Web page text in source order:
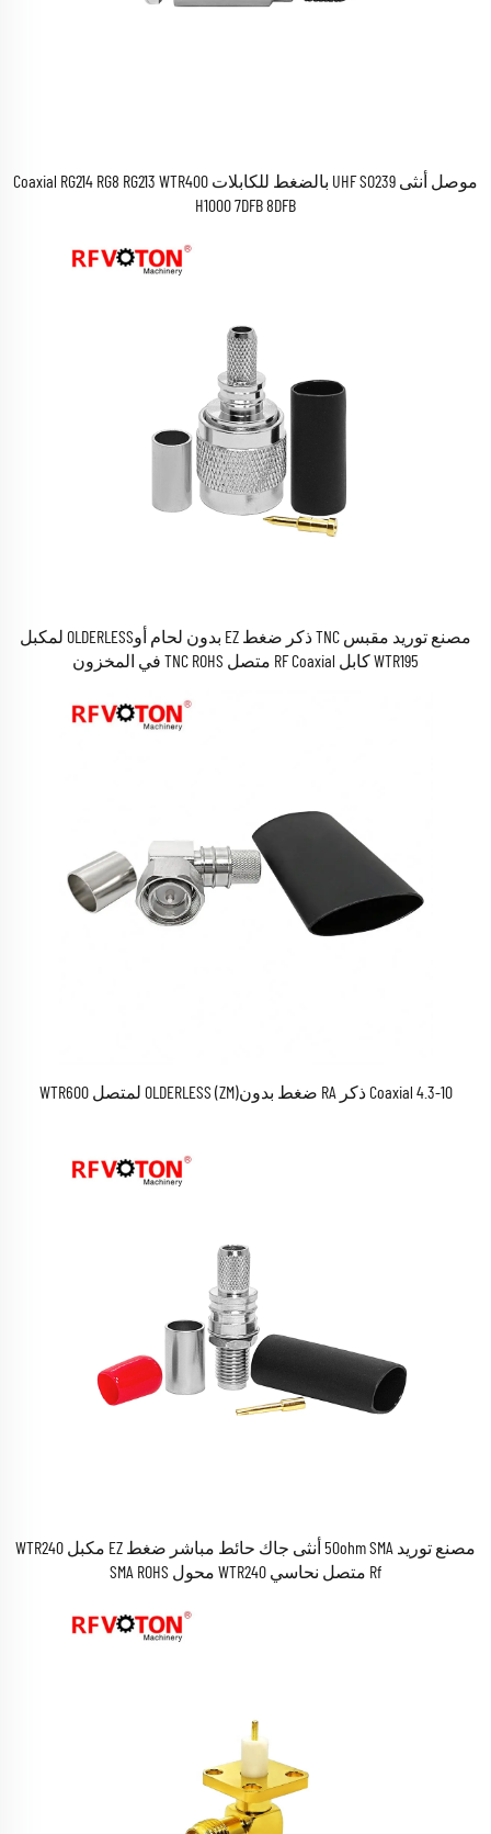
موصل أنثى UHF SO239 بالضغط للكابلات Coaxial RG214 RG8 RG213 WTR400
H1000 7DFB 8DFB
مصنع توريد مقبس TNC ذكر ضغط EZ بدون لحام أوOLDERLESS لمكبل
WTR195 كابل RF Coaxial متصل TNC ROHS في المخزون
Coaxial 4.3-10 ذكر RA ضغط بدونOLDERLESS (ZM) لمتصل WTR600
مصنع توريد 50ohm SMA أنثى جاك حائط مباشر ضغط EZ مكبل WTR240
Rf متصل نحاسي WTR240 محول SMA ROHS